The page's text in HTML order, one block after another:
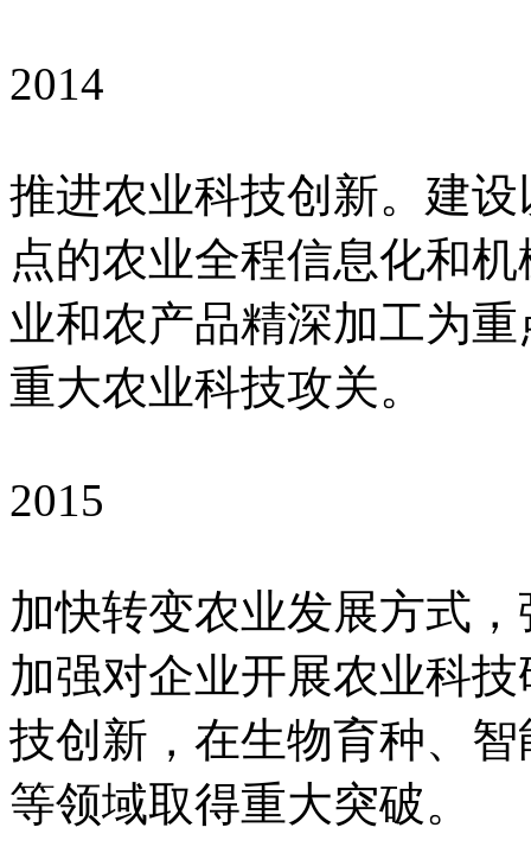
2014
推进农业科技创新。建
点的农业全程信息化和
业和农产品精深加工为
重大农业科技攻关。
2015
加快转变农业发展方式
加强对企业开展农业科
技创新，在生物育种、
等领域取得重大突破。